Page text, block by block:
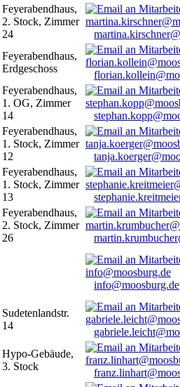
Feyerabendhaus,
2. Stock, Zimmer
24
Feyerabendhaus,
Erdgeschoss
Feyerabendhaus,
1. OG, Zimmer
14
Feyerabendhaus,
1. Stock, Zimmer
12
Feyerabendhaus,
1. Stock, Zimmer
13
Feyerabendhaus,
2. Stock, Zimmer
26
info@moosburg.de
Sudetenlandstr.
14
Hypo-Gebäude,
3. Stock